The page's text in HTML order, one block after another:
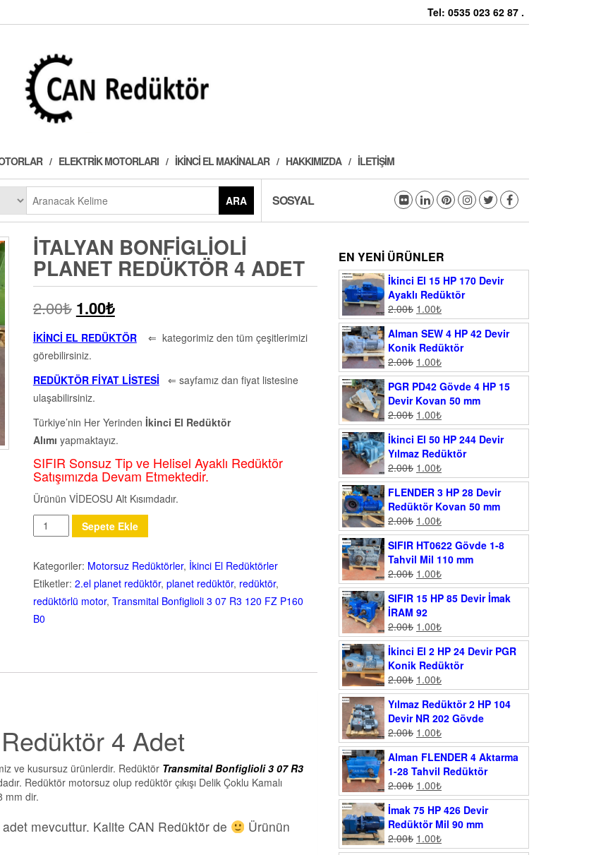
Tel: 0535 023 62 87 .
ELEKTRIK MOTORLARI İKINCI EL MAKINALAR HAKKIMIZDA İLETIŞIM
ARA SOSYAL
İTALYAN BONFIGLIOLI
PLANET REDÜKTÖR 4 ADET
2.00₺ 1.00₺
İKİNCİ EL REDÜKTÖR⇐ kategorimiz den tüm çeşitlerimizi
görebilirsiniz.
REDÜKTÖR FİYAT LİSTESİ ⇐ sayfamız dan fiyat listesine
ulaşabilirsiniz.
Türkiye’nin Her Yerinden İkinci El Redüktör
Alımı yapmaktayız.
SIFIR Sonsuz Tip ve Helisel Ayaklı Redüktör
Satışımızda Devam Etmektedir.
Ürünün VİDEOSU Alt Kısımdadır.
Miktar
Sepete Ekle
Kategoriler: Motorsuz Redüktörler, İkinci El Redüktörler
Etiketler: 2.el planet redüktör, planet redüktör, redüktör,
redüktörlü motor, Transmital Bonfiglioli 3 07 R3 120 FZ P160
B0
4 Adet
ve kusursuz ürünlerdir. Redüktör Transmital Bonfiglioli 3 07 R3
Redüktör motorsuz olup redüktör çıkışı Delik Çoklu Kamalı
mm dir.
mevcuttur. Kalite CAN Redüktör de
Ürünün
EN YENI ÜRÜNLER
İkinci El 15 HP 170 Devir
Ayaklı Redüktör
2.00₺ 1.00₺
Alman SEW 4 HP 42 Devir
Konik Redüktör
2.00₺ 1.00₺
PGR PD42 Gövde 4 HP 15
Devir Kovan 50 mm
2.00₺ 1.00₺
İkinci El 50 HP 244 Devir
Yılmaz Redüktör
2.00₺ 1.00₺
FLENDER 3 HP 28 Devir
Redüktör Kovan 50 mm
2.00₺ 1.00₺
SIFIR HT0622 Gövde 1-8
Tahvil Mil 110 mm
2.00₺ 1.00₺
SIFIR 15 HP 85 Devir İmak
İRAM 92
2.00₺ 1.00₺
İkinci El 2 HP 24 Devir PGR
Konik Redüktör
2.00₺ 1.00₺
Yılmaz Redüktör 2 HP 104
Devir NR 202 Gövde
2.00₺ 1.00₺
Alman FLENDER 4 Aktarma
1-28 Tahvil Redüktör
2.00₺ 1.00₺
İmak 75 HP 426 Devir
Redüktör Mil 90 mm
2.00₺ 1.00₺